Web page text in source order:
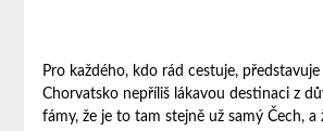
Pro každého, kdo rád cestuje, představuje
Chorvatsko nepříliš lákavou destinaci z
fámy, že je to tam stejně už samý Čech, a